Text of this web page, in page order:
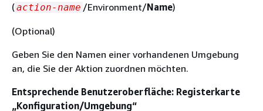
(action-name /Environment/Name)
(Optional)
Geben Sie den Namen einer vorhandenen Umgebung
an, die Sie der Aktion zuordnen möchten.
Entsprechende Benutzeroberfläche: Registerkarte
„Konfiguration/Umgebung“